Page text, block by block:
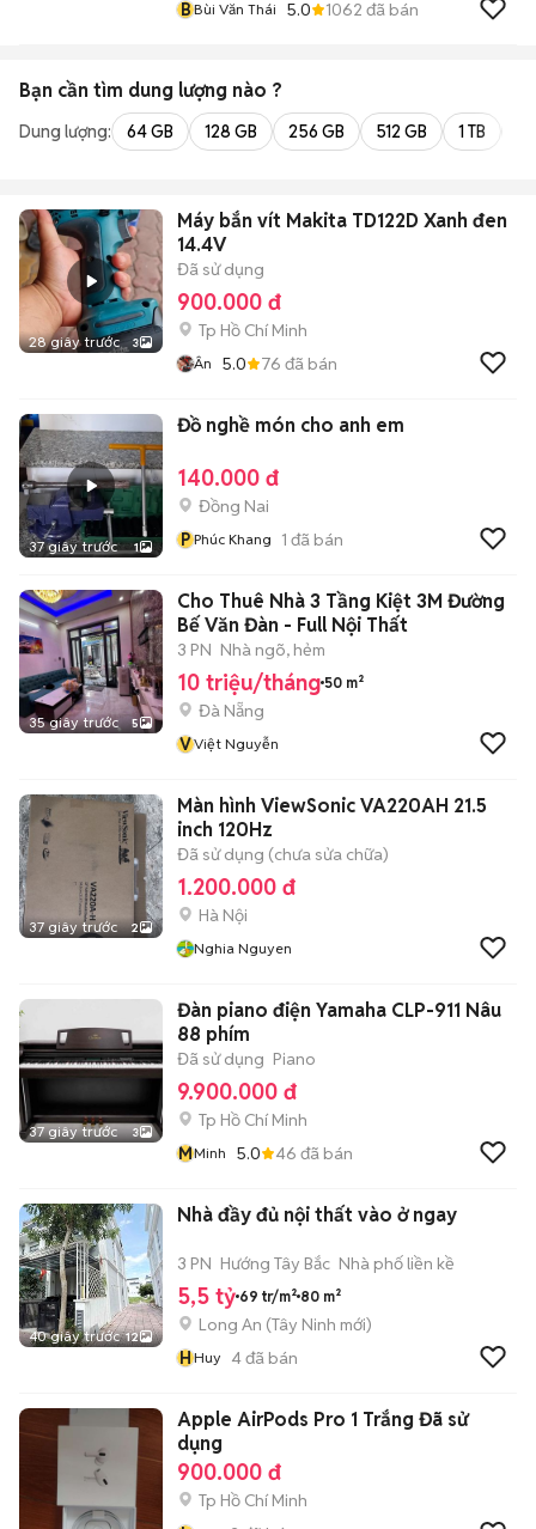
BBùi Văn Thái 5.0 1062 đã bán
Bạn cần tìm dung lượng nào ?
Dung lượng: 64 GB 128 GB 256 GB 512 GB 1 TB
28 giây trước 3
Máy bắn vít Makita TD122D Xanh đen
14.4V
Đã sử dụng
900.000 đ
Tp Hồ Chí Minh
Ân 5.0 76 đã bán
37 giây trước 1
Đồ nghề món cho anh em
140.000 đ
Đồng Nai
P Phúc Khang 1 đã bán
35 giây trước 5
Cho Thuê Nhà 3 Tầng Kiệt 3M Đường
Bế Văn Đàn - Full Nội Thất
3 PN Nhà ngõ, hẻm
10 triệu/tháng 50 m²
Đà Nẵng
VViệt Nguyễn
37 giây trước 2
Màn hình ViewSonic VA220AH 21.5
inch 120Hz
Đã sử dụng (chưa sửa chữa)
1.200.000 đ
Hà Nội
Nghia Nguyen
37 giây trước 3
Đàn piano điện Yamaha CLP-911 Nâu
88 phím
Đã sử dụng Piano
9.900.000 đ
Tp Hồ Chí Minh
MMinh 5.0 46 đã bán
40 giây trước 12
Nhà đầy đủ nội thất vào ở ngay
3 PN Hướng Tây Bắc Nhà phố liền kề
5,5 tỷ 69 tr/m² 80 m²
Long An (Tây Ninh mới)
HHuy 4đã bán
Apple AirPods Pro 1 Trắng Đã sử
dụng
900.000 đ
Tp Hồ Chí Minh